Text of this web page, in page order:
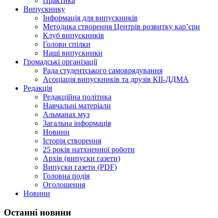
Випускнику
Інформація для випускників
Методика створення Центрів розвитку кар’єри
Клуб випускників
Голови спілки
Наші випускники
Громадські організації
Рада студентського самоврядування
Асоціація випускників та друзів КІІ-ДДМА
Редакція
Редакційна політика
Навчальні матеріали
Альманах муз
Загальна інформація
Новини
Історія створення
25 років натхненної роботи
Архів (випуски газети)
Випуски газети (PDF)
Головна подія
Оголошення
Новини
Останні новини